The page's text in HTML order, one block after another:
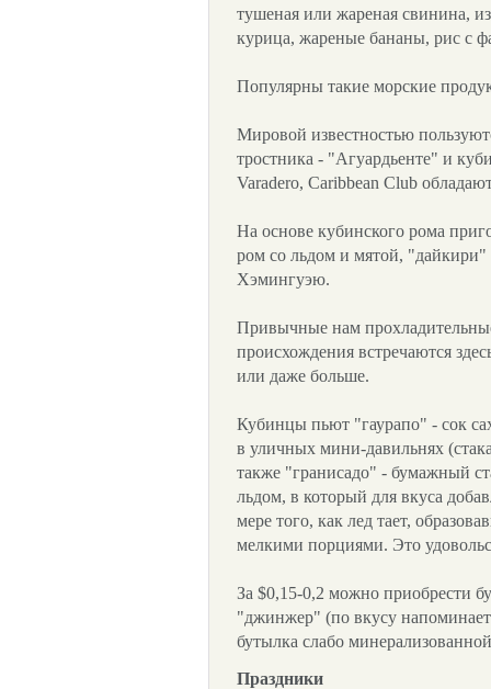
тушеная или жареная свинина,
курица, жареные бананы, рис с
Популярны такие морские
Мировой известностью
тростника - "Агуардьенте" и
Varadero, Caribbean Club
На основе кубинского рома
ром со льдом и мятой, "дайкири"
Хэмингуэю.
Привычные нам
происхождения встречаются
или даже больше.
Кубинцы пьют "гаурапо" - сок
в уличных мини-давильнях
также "гранисадо" - бумажный
льдом, в который для вкуса
мере того, как лед тает,
мелкими порциями. Это
За $0,15-0,2 можно приобрести
"джинжер" (по вкусу
бутылка слабо
Праздники